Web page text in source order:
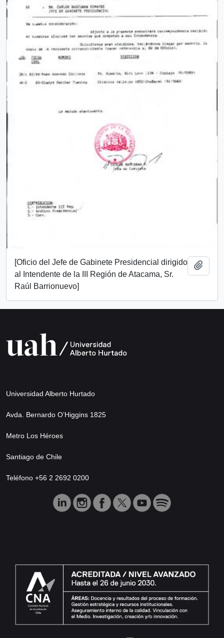
[Oficio del Jefe de Gabinete Presidencial dirigido
al Intendente de la III Región de Atacama, Sr.
Raúl Barrionuevo]
Universidad Alberto Hurtado
Avda. Bernardo O’Higgins 1825
Metro Los Héroes
Santiago de Chile
Teléfono +56 2 2692 0200